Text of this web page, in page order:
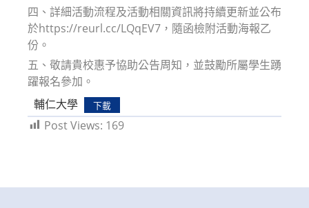
四、詳細活動流程及活動相關資訊將持續更新並公布
於https://reurl.cc/LQqEV7，隨函檢附活動海報乙
份。
五、敬請貴校惠予協助公告周知，並鼓勵所屬學生踴
躍報名參加。
輔仁大學
下載
Post Views: 169